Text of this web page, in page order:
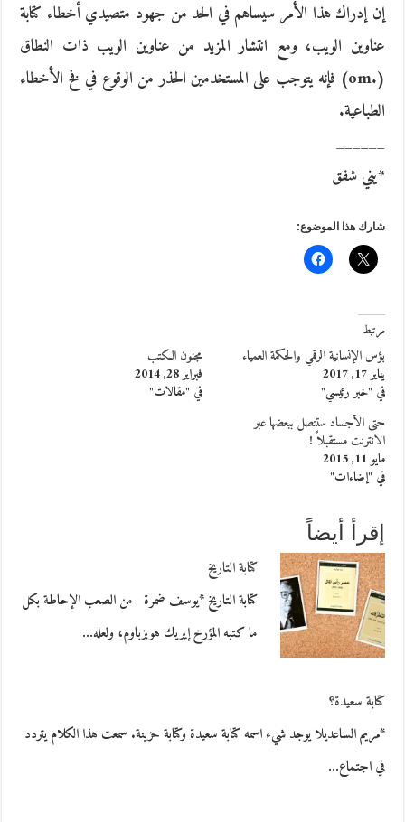
إن إدراك هذا الأمر سيساهم في الحد من جهود متصيدي أخطاء كتابة
عناوين الويب، ومع انتشار المزيد من عناوين الويب ذات النطاق
(.om) فإنه يتوجب على المستخدمين الحذر من الوقوع في فخ الأخطاء
الطباعية.
______
*يني شفق
شارك هذا الموضوع:
مرتبط
بؤس الإنسانية الرقمي والحكمة العمياء
يناير 17, 2017
في "خبر رئيسي"
مجنون الكتب
فبراير 28, 2014
في "مقالات"
حتى الأجساد ستتصل ببعضها عبر
الانترنت مستقبلاً !
مايو 11, 2015
في "إضاءات"
إقرأ أيضاً
كتابة التاريخ
كتابة التاريخ *يوسف ضمرة من الصعب الإحاطة بكل
ما كتبه المؤرخ إيريك هوبزباوم، ولعله…
كتابة سعيدة؟
*مريم الساعديلا يوجد شيء اسمه كتابة سعيدة وكتابة حزينة. سمعت هذا الكلام يتردد
في اجتماع…